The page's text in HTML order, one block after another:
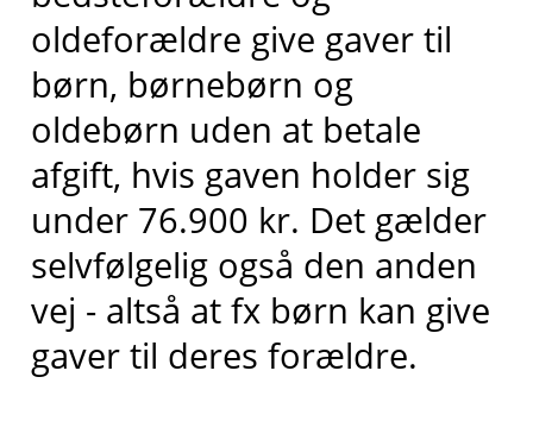
oldeforældre give gaver til
børn, børnebørn og
oldebørn uden at betale
afgift, hvis gaven holder sig
under 76.900 kr. Det gælder
selvfølgelig også den anden
vej - altså at fx børn kan give
gaver til deres forældre.